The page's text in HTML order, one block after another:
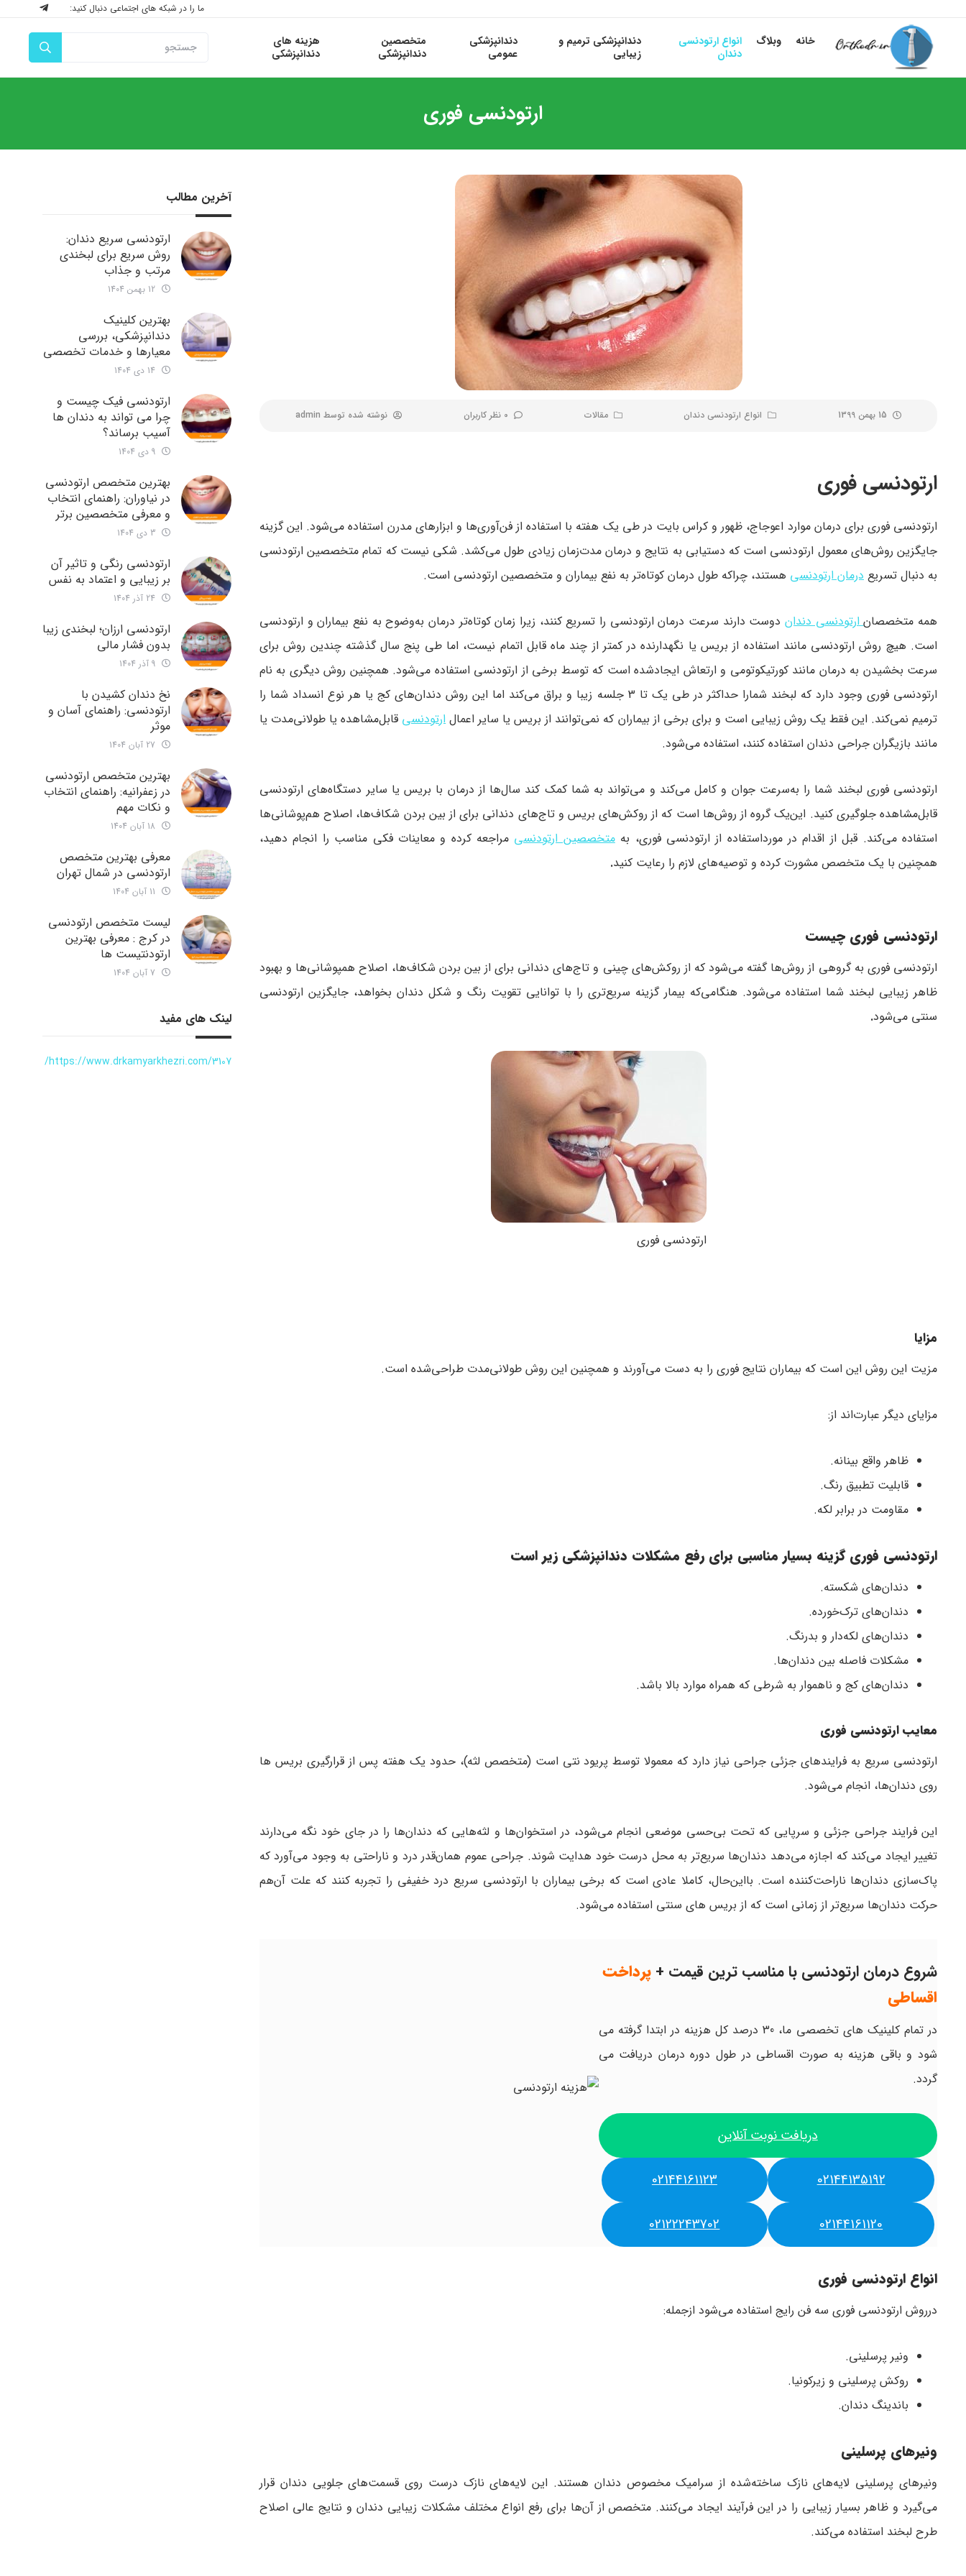
ما را در شبکه های اجتماعی دنبال کنید:
خانه وبلاگ
انواع ارتودنسی
دندان
دندانپزشکی ترمیم و
زیبایی
دندانپزشکی
عمومی
متخصصین
دندانپزشکی
هزینه های
دندانپزشکی
ارتودنسی فوری
15 بهمن 1399 انواع ارتودنسی دندان مقالات 0 نظر کاربران نوشته شده توسط admin
ارتودنسی فوری
ارتودنسی فوری برای درمان موارد اعوجاج، ظهور و کراس بایت در طی یک هفته با استفاده از فن‌آوری‌ها و ابزارهای مدرن استفاده می‌شود. این گزینه
جایگزین روش‌های معمول ارتودنسی است که دستیابی به نتایج و درمان مدت‌زمان زیادی طول می‌کشد. شکی نیست که تمام متخصصین ارتودنسی
به دنبال تسریع درمان ارتودنسی هستند، چراکه طول درمان کوتاه‌تر به نفع بیماران و متخصصین ارتودنسی است.
همه متخصصانارتودنسی دندان دوست دارند سرعت درمان ارتودنسی را تسریع کنند، زیرا زمان کوتاه‌تر درمان به‌وضوح به نفع بیماران و ارتودنسی
است. هیچ روش ارتودنسی مانند استفاده از بریس یا نگهدارنده در کمتر از چند ماه قابل اتمام نیست، اما طی پنج سال گذشته چندین روش برای
سرعت بخشیدن به درمان مانند کورتیکوتومی و ارتعاش ایجادشده است که توسط برخی از ارتودنسی استفاده می‌شود. همچنین روش دیگری به نام
ارتودنسی فوری وجود دارد که لبخند شمارا حداکثر در طی یک تا 3 جلسه زیبا و براق می‌کند اما این روش دندان‌های کج یا هر نوع انسداد شما را
ترمیم نمی‌کند. این فقط یک روش زیبایی است و برای برخی از بیماران که نمی‌توانند از بریس یا سایر اعمالارتودنسی قابل‌مشاهده یا طولانی‌مدت یا
مانند بازیگران جراحی دندان استفاده کنند، استفاده می‌شود.
ارتودنسی فوری لبخند شما را به‌سرعت جوان و کامل می‌کند و می‌تواند به شما کمک کند سال‌ها از درمان با بریس یا سایر دستگاه‌های ارتودنسی
قابل‌مشاهده جلوگیری کنید. این‌یک گروه از روش‌ها است که از روکش‌های بریس و تاج‌های دندانی برای از بین بردن شکاف‌ها، اصلاح هم‌پوشانی‌ها
استفاده می‌کند. قبل از اقدام در مورداستفاده از ارتودنسی فوری، بهمتخصصین ارتودنسی مراجعه کرده و معاینات فکی مناسب را انجام دهید،
همچنین با یک متخصص مشورت کرده و توصیه‌های لازم را رعایت کنید.
ارتودنسی فوری چیست
ارتودنسی فوری به گروهی از روش‌ها گفته می‌شود که از روکش‌های چینی و تاج‌های دندانی برای از بین بردن شکاف‌ها، اصلاح همپوشانی‌ها و بهبود
ظاهر زیبایی لبخند شما استفاده می‌شود. هنگامی‌که بیمار گزینه سریع‌تری را با توانایی تقویت رنگ و شکل دندان بخواهد، جایگزین ارتودنسی
سنتی می‌شود.
ارتودنسی فوری
مزایا
مزیت این روش این است که بیماران نتایج فوری را به دست می‌آورند و همچنین این روش طولانی‌مدت طراحی‌شده است.
مزایای دیگر عبارت‌اند از:
ظاهر واقع بینانه.
قابلیت تطبیق رنگ.
مقاومت در برابر لکه.
ارتودنسی فوری گزینه بسیار مناسبی برای رفع مشکلات دندانپزشکی زیر است
دندان‌های شکسته.
دندان‌های ترک‌خورده.
دندان‌های لکه‌دار و بدرنگ.
مشکلات فاصله بین دندان‌ها.
دندان‌های کج و ناهموار به شرطی که همراه موارد بالا باشد.
معایب ارتودنسی فوری
ارتودنسی سریع به فرایندهای جزئی جراحی نیاز دارد که معمولا توسط پریود نتی است (متخصص لثه)، حدود یک هفته پس از قرارگیری بریس ها
روی دندان‌ها، انجام می‌شود.
این فرایند جراحی جزئی و سرپایی که تحت بی‌حسی موضعی انجام می‌شود، در استخوان‌ها و لثه‌هایی که دندان‌ها را در جای خود نگه می‌دارند
تغییر ایجاد می‌کند که اجازه می‌دهد دندان‌ها سریع‌تر به محل درست خود هدایت شوند. جراحی عموم همان‌قدر درد و ناراحتی به وجود می‌آورد که
پاک‌سازی دندان‌ها ناراحت‌کننده است. بااین‌حال، کاملا عادی است که برخی بیماران با ارتودنسی سریع درد خفیفی را تجربه کنند که علت آن‌هم
حرکت دندان‌ها سریع‌تر از زمانی است که از بریس های سنتی استفاده می‌شود.
شروع درمان ارتودنسی با مناسب ترین قیمت + پرداخت
اقساطی
در تمام کلینیک های تخصصی ما، 30 درصد کل هزینه در ابتدا گرفته می
شود و باقی هزینه به صورت اقساطی در طول دوره درمان دریافت می
گردد.
دریافت نوبت آنلاین
02144135192
02144161123
02144161120
02122243702
انواع ارتودنسی فوری
درروش ارتودنسی فوری سه فن رایج استفاده می‌شود ازجمله:
ونیر پرسلینی.
روکش پرسلینی و زیرکونیا.
باندینگ دندان.
ونیرهای پرسلینی
ونیرهای پرسلینی لایه‌های نازک ساخته‌شده از سرامیک مخصوص دندان هستند. این لایه‌های نازک درست روی قسمت‌های جلویی دندان قرار
می‌گیرد و ظاهر بسیار زیبایی را در این فرآیند ایجاد می‌کنند. متخصص از آن‌ها برای رفع انواع مختلف مشکلات زیبایی دندان و نتایج عالی اصلاح
طرح لبخند استفاده می‌کند.
آخرین مطالب
ارتودنسی سریع دندان:
روش سریع برای لبخندی
مرتب و جذاب
بهترین کلینیک
دندانپزشکی، بررسی
معیارها و خدمات تخصصی
ارتودنسی فیک چیست و
چرا می تواند به دندان ها
آسیب برساند؟
بهترین متخصص ارتودنسی
در نیاوران: راهنمای انتخاب
و معرفی متخصصین برتر
ارتودنسی رنگی و تاثیر آن
بر زیبایی و اعتماد به نفس
ارتودنسی ارزان؛ لبخندی زیبا
بدون فشار مالی
نخ دندان کشیدن با
ارتودنسی: راهنمای آسان و
موثر
بهترین متخصص ارتودنسی
در زعفرانیه: راهنمای انتخاب
و نکات مهم
معرفی بهترین متخصص
ارتودنسی در شمال تهران
لیست متخصص ارتودنسی
در کرج : معرفی بهترین
ارتودنتیست ها
لینک های مفید
https://www.drkamyarkhezri.com/3107/